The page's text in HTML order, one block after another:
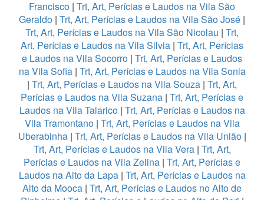
Francisco | Trt, Art, Perícias e Laudos na Vila São
Geraldo | Trt, Art, Perícias e Laudos na Vila São José |
Trt, Art, Perícias e Laudos na Vila São Nicolau | Trt,
Art, Perícias e Laudos na Vila Silvia | Trt, Art, Perícias
e Laudos na Vila Socorro | Trt, Art, Perícias e Laudos
na Vila Sofia| Trt, Art, Perícias e Laudos na Vila Sonia
| Trt, Art, Perícias e Laudos na Vila Souza | Trt, Art,
Perícias e Laudos na Vila Suzana | Trt, Art, Perícias e
Laudos na Vila Talarico| Trt, Art, Perícias e Laudos na
Vila Tramontano| Trt, Art, Perícias e Laudos na Vila
Uberabinha| Trt, Art, Perícias e Laudos na Vila União|
Trt, Art, Perícias e Laudos na Vila Vera| Trt, Art,
Perícias e Laudos na Vila Zelina | Trt, Art, Perícias e
Laudos na Alto da Lapa| Trt, Art, Perícias e Laudos na
Alto da Mooca | Trt, Art, Perícias e Laudos no Alto de